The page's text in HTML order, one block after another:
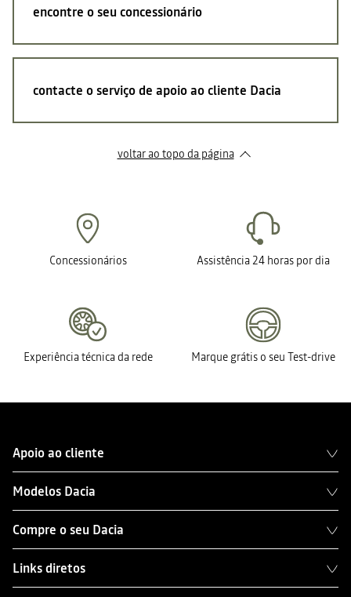
encontre o seu concessionário
contacte o serviço de apoio ao cliente Dacia
voltar ao topo da página
Concessionários Assistência 24 horas por dia
Experiência técnica da rede Marque grátis o seu Test-drive
Apoio ao cliente
Modelos Dacia
Compre o seu Dacia
Links diretos